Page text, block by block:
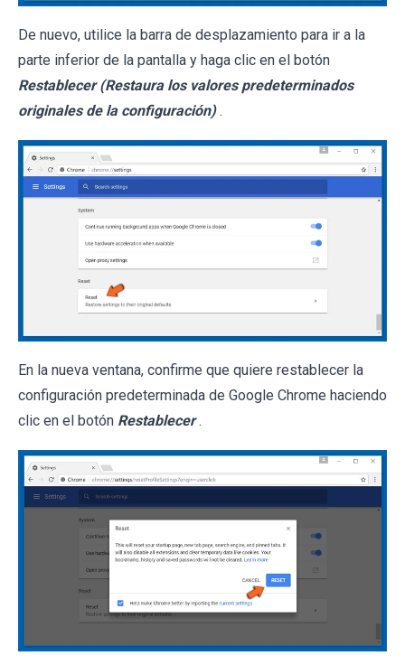
De nuevo, utilice la barra de desplazamiento para ir a la
parte inferior de la pantalla y haga clic en el botón
Restablecer (Restaura los valores predeterminados
originales de la configuración) .
En la nueva ventana, confirme que quiere restablecer la
configuración predeterminada de Google Chrome haciendo
clic en el botón Restablecer .